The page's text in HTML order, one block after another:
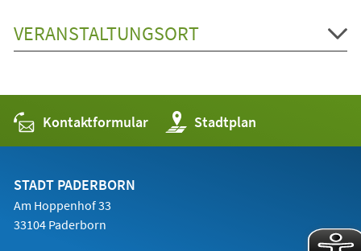
VERANSTALTUNGSORT
Kontaktformular Stadtplan
(Öffnet
in
einem
STADT PADERBORN
Am Hoppenhof 33
33104 Paderborn